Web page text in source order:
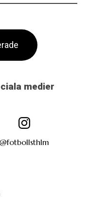
medier
@fotbollsthlm